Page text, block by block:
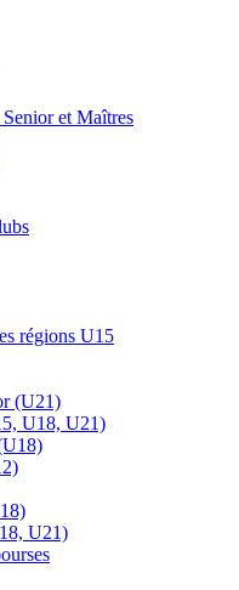
et Maîtres
régions U15
(U21)
U18, U21)
U21)